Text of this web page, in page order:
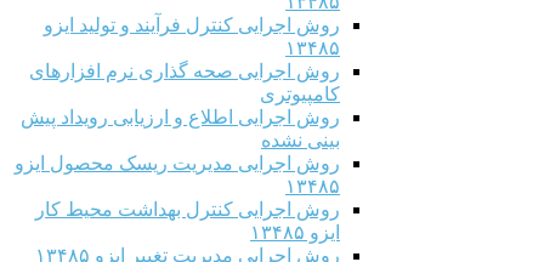
روش اجرایی کنترل فرآیند و تولید ایزو
۱۳۴۸۵
روش اجرایی صحه گذاری نرم افزارهای
کامپیوتری
روش اجرایی اطلاع و ارزیابی رویداد پیش
بینی نشده
روش اجرایی مدیریت ریسک محصول ایزو
۱۳۴۸۵
روش اجرایی کنترل بهداشت محیط کار
ایزو ۱۳۴۸۵
روش اجرایی مدیریت تغییر ایزو ۱۳۴۸۵